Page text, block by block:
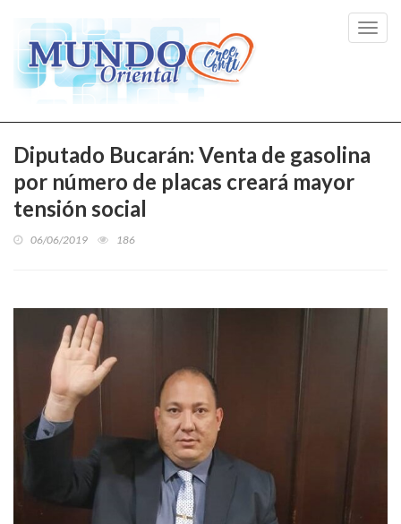
Diputado Bucarán: Venta de gasolina
por número de placas creará mayor
tensión social
06/06/2019 186